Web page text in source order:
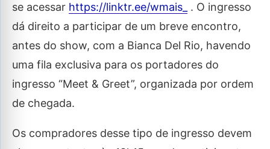
se acessar https://linktr.ee/wmais_
. O ingresso
dá direito a participar de um breve encontro,
antes do show, com a Bianca Del Rio, havendo
uma fila exclusiva para os portadores do
ingresso “Meet & Greet”, organizada por ordem
de chegada.
Os compradores desse tipo de ingresso devem